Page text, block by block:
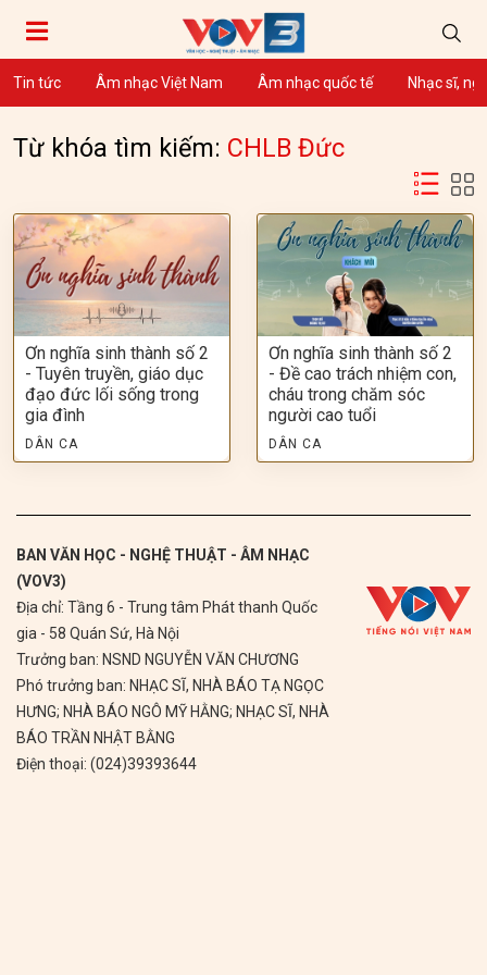
Tin tức Âm nhạc Việt Nam Âm nhạc quốc tế Nhạc sĩ,
Từ khóa tìm kiếm: CHLB Đức
Ơn nghĩa sinh thành số 2
- Tuyên truyền, giáo dục
đạo đức lối sống trong
gia đình
DÂN CA
Ơn nghĩa sinh thành số 2
- Đề cao trách nhiệm con,
cháu trong chăm sóc
người cao tuổi
DÂN CA
BAN VĂN HỌC - NGHỆ THUẬT - ÂM NHẠC
(VOV3)
Địa chỉ: Tầng 6 - Trung tâm Phát thanh Quốc
gia - 58 Quán Sứ, Hà Nội
Trưởng ban: NSND NGUYỄN VĂN CHƯƠNG
Phó trưởng ban: NHẠC SĨ, NHÀ BÁO TẠ NGỌC
HƯNG; NHÀ BÁO NGÔ MỸ HẰNG; NHẠC SĨ, NHÀ
BÁO TRẦN NHẬT BẰNG
Điện thoại: (024)39393644